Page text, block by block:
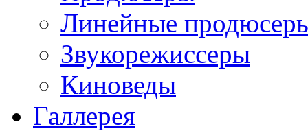
Линейные
Звукорежиссеры
Киноведы
Галлерея